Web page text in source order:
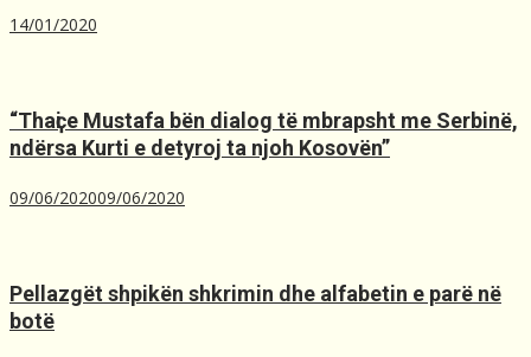
14/01/2020
“Thaҫi e Mustafa bën dialog të mbrapsht me Serbinë,
ndërsa Kurti e detyroj ta njoh Kosovën”
09/06/202009/06/2020
Pellazgët shpikën shkrimin dhe alfabetin e parë në
botë